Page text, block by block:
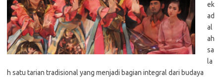
ek
ad
al
ah
sa
la
h satu tarian tradisional yang menjadi bagian integral dari budaya